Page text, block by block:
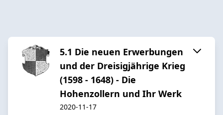
5.1 Die neuen Erwerbungen
und der Dreisigjährige Krieg
(1598 - 1648) - Die
Hohenzollern und Ihr Werk
2020-11-17